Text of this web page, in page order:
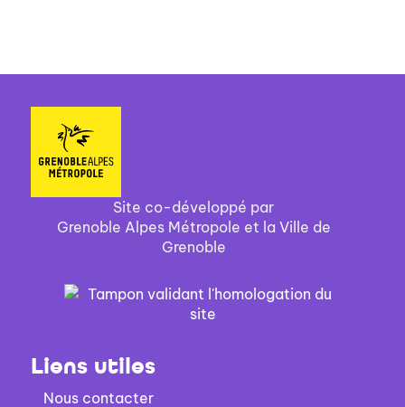
Site co-développé par
Grenoble Alpes Métropole et la Ville de
Grenoble
Liens utiles
Nous contacter